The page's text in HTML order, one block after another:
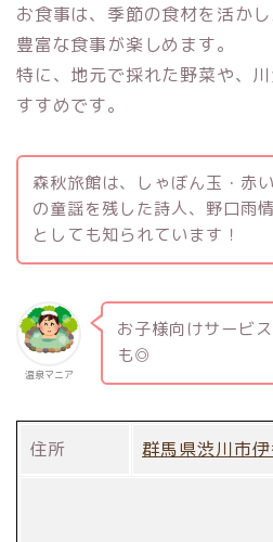
お食事は、季節の食材を活か
豊富な食事が楽しめます。
特に、地元で採れた野菜や、
すすめです。
森秋旅館は、しゃぼん玉・赤
の童謡を残した詩人、野口雨
としても知られています！
温泉マニア
お子様向けサービ
も◎
住所 群馬県渋川市